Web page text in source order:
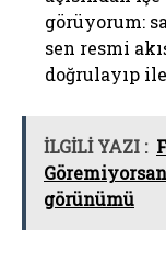
görüyorum:
sen resmi
doğrulayıp
İLGİLİ YAZI :
görünümü